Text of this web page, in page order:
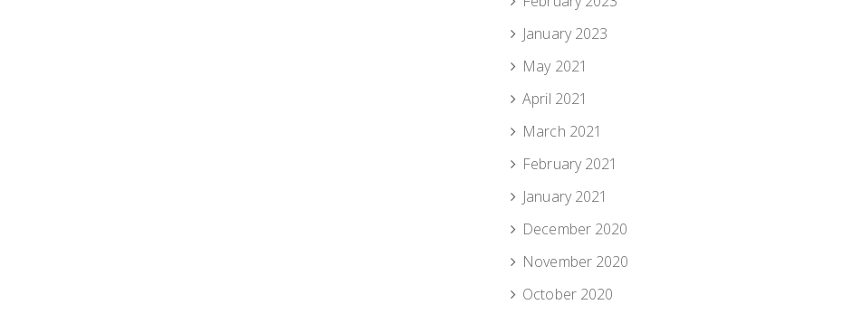
January 2023
May 2021
April 2021
March 2021
February 2021
January 2021
December 2020
November 2020
October 2020